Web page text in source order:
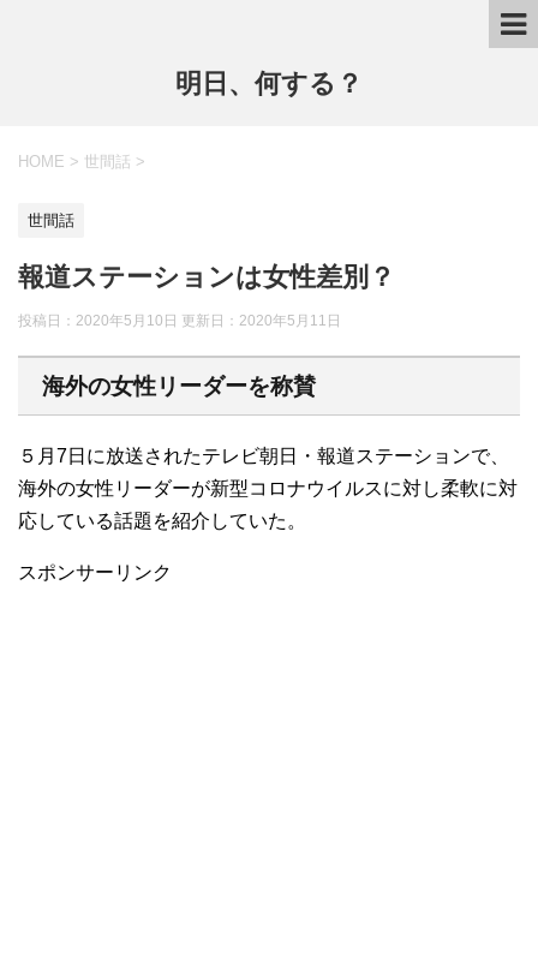
明日、何する？
HOME > 世間話 >
世間話
報道ステーションは女性差別？
投稿日：2020年5月10日 更新日： 2020年5月11日
海外の女性リーダーを称賛
５月7日に放送されたテレビ朝日・報道ステーションで、
海外の女性リーダーが新型コロナウイルスに対し柔軟に対
応している話題を紹介していた。
スポンサーリンク